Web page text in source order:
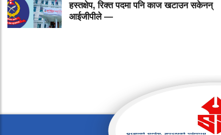
हस्तक्षेप, रिक्त पदमा पनि काज खटाउन सकेनन्
आईजीपीले —